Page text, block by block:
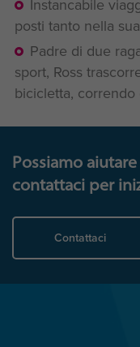
Instancabile
posti tanto nella
Padre di due
sport, Ross
bicicletta,
Possiamo
contattaci per
Contattaci